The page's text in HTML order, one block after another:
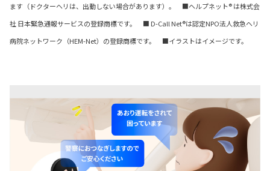
ます（ドクターヘリは、出動しない場合があります）。 ■ヘルプネット® は株式会
社 日本緊急通報サービスの登録商標です。 ■ D-Call Net®は認定NPO法人救急ヘリ
病院ネットワーク（HEM-Net）の登録商標です。 ■イラストはイメージです。